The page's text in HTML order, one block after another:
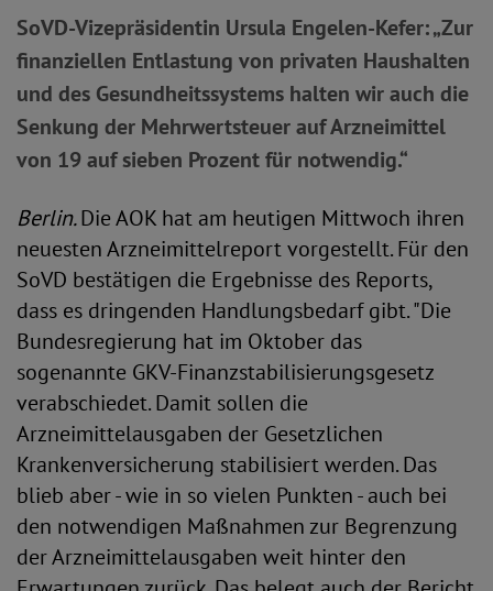
SoVD-Vizepräsidentin Ursula Engelen-Kefer: „Zur
finanziellen Entlastung von privaten Haushalten
und des Gesundheitssystems halten wir auch die
Senkung der Mehrwertsteuer auf Arzneimittel
von 19 auf sieben Prozent für notwendig.“
Berlin.Die AOK hat am heutigen Mittwoch ihren
neuesten Arzneimittelreport vorgestellt. Für den
SoVD bestätigen die Ergebnisse des Reports,
dass es dringenden Handlungsbedarf gibt. "Die
Bundesregierung hat im Oktober das
sogenannte GKV-Finanzstabilisierungsgesetz
verabschiedet. Damit sollen die
Arzneimittelausgaben der Gesetzlichen
Krankenversicherung stabilisiert werden. Das
blieb aber - wie in so vielen Punkten - auch bei
den notwendigen Maßnahmen zur Begrenzung
der Arzneimittelausgaben weit hinter den